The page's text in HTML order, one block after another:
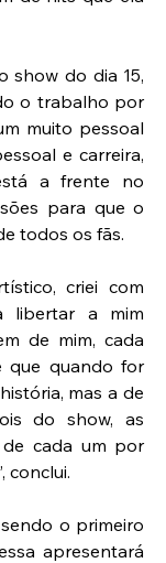
show do dia 15,
o trabalho por
muito pessoal
e carreira,
a frente no
para que o
todos os fãs.
criei com
libertar a mim
de mim, cada
que quando for
mas a de
do show, as
cada um por
conclui.
o primeiro
apresentará